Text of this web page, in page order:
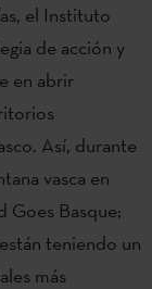
el Instituto
de acción y
en abrir
Así, durante
vasca en
Goes Basque;
teniendo un
más